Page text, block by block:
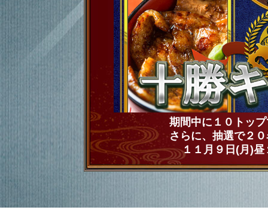
期間中に１０トッ
さらに、抽選で２
１１月９日(月)